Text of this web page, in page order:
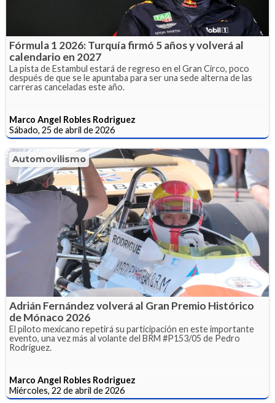
Fórmula 1 2026: Turquía firmó 5 años y volverá al
calendario en 2027
La pista de Estambul estará de regreso en el Gran Circo, poco
después de que se le apuntaba para ser una sede alterna de las
carreras canceladas este año.
Marco Angel Robles Rodriguez
Sábado, 25 de abril de 2026
Automovilismo
Adrián Fernández volverá al Gran Premio Histórico
de Mónaco 2026
El piloto mexicano repetirá su participación en este importante
evento, una vez más al volante del BRM #P153/05 de Pedro
Rodríguez.
Marco Angel Robles Rodriguez
Miércoles, 22 de abril de 2026